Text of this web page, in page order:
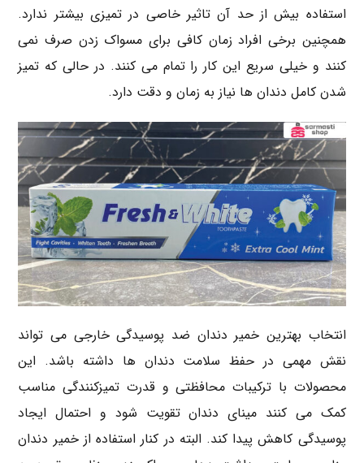
استفاده بیش از حد آن تاثیر خاصی در تمیزی بیشتر ندارد.
همچنین برخی افراد زمان کافی برای مسواک زدن صرف نمی
کنند و خیلی سریع این کار را تمام می کنند. در حالی که تمیز
شدن کامل دندان ها نیاز به زمان و دقت دارد.
انتخاب بهترین خمیر دندان ضد پوسیدگی خارجی می تواند
نقش مهمی در حفظ سلامت دندان ها داشته باشد. این
محصولات با ترکیبات محافظتی و قدرت تمیزکنندگی مناسب
کمک می کنند مینای دندان تقویت شود و احتمال ایجاد
پوسیدگی کاهش پیدا کند. البته در کنار استفاده از خمیر دندان